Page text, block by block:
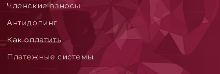
Членские взносы
Aнтидопинг
Как оплатить
Платежные системы